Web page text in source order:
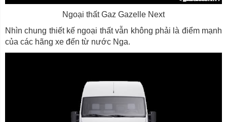
Ngoại thất Gaz Gazelle Next
Nhìn chung thiết kế ngoại thất vẫn không phải là điểm mạnh
của các hãng xe đến từ nước Nga.